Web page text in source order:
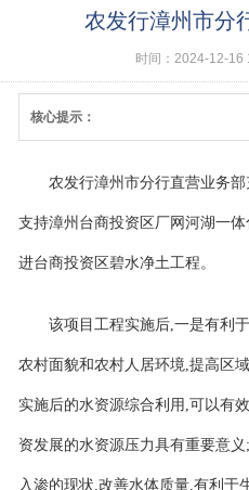
农发行漳州市分
时间：2024-12-16
核心提示：
农发行漳州市分行直营业务
支持漳州台商投资区厂网河湖一
进台商投资区碧水净土工程。
该项目工程实施后,一是有利
农村面貌和农村人居环境,提高区
实施后的水资源综合利用,可以有
资发展的水资源压力具有重要意
入渗的现状,改善水体质量,有利于